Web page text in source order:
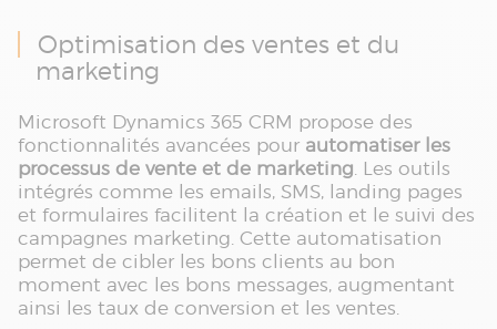
Optimisation des ventes et du
marketing
Microsoft Dynamics 365 CRM propose des
fonctionnalités avancées pour automatiser les
processus de vente et de marketing. Les outils
intégrés comme les emails, SMS, landing pages
et formulaires facilitent la création et le suivi des
campagnes marketing. Cette automatisation
permet de cibler les bons clients au bon
moment avec les bons messages, augmentant
ainsi les taux de conversion et les ventes.